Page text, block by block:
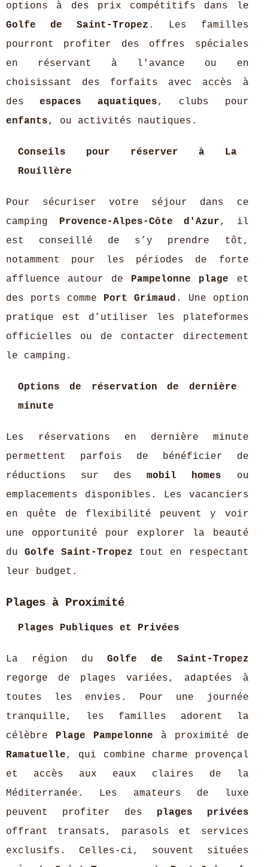
options à des prix compétitifs dans le
Golfe de Saint-Tropez . Les familles
pourront profiter des offres spéciales
en réservant à l'avance ou en
choisissant des forfaits avec accès à
desespaces aquatiques, clubs pour
enfants, ou activités nautiques.
Conseils pour réserver à La
Rouillère
Pour sécuriser votre séjour dans ce
camping Provence-Alpes-Côte d'Azur, il
est conseillé de s’y prendre tôt,
notamment pour les périodes de forte
affluence autour de Pampelonne plage et
des ports comme Port Grimaud . Une option
pratique est d’utiliser les plateformes
officielles ou de contacter directement
le camping.
Options de réservation de dernière
minute
Les réservations en dernière minute
permettent parfois de bénéficier de
réductions sur desmobil homes ou
emplacements disponibles. Les vacanciers
en quête de flexibilité peuvent y voir
une opportunité pour explorer la beauté
duGolfe Saint-Tropez tout en respectant
leur budget.
Plages à Proximité
Plages Publiques et Privées
La région duGolfe de Saint-Tropez
regorge de plages variées, adaptées à
toutes les envies. Pour une journée
tranquille, les familles adorent la
célèbre Plage Pampelonne à proximité de
Ramatuelle, qui combine charme provençal
et accès aux eaux claires de la
Méditerranée. Les amateurs de luxe
peuvent profiter des plages privées
offrant transats, parasols et services
exclusifs. Celles-ci, souvent situées